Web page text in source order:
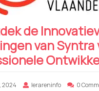
de
van Syntra
2024 lerareninfo 0